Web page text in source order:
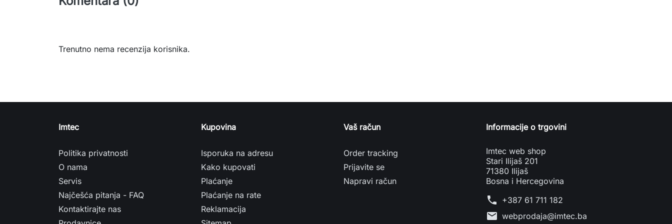
Trenutno nema recenzija korisnika.
Imtec
Politika privatnosti
O nama
Servis
Najčešća pitanja - FAQ
Kontaktirajte nas
Kupovina
Isporuka na adresu
Kako kupovati
Plaćanje
Plaćanje na rate
Reklamacija
Vaš račun
Order tracking
Prijavite se
Napravi račun
Informacije o trgovini
Imtec web shop
Stari Ilijaš 201
71380 Ilijaš
Bosna i Hercegovina
phone +387 61 711 182
mail webprodaja@imtec.ba